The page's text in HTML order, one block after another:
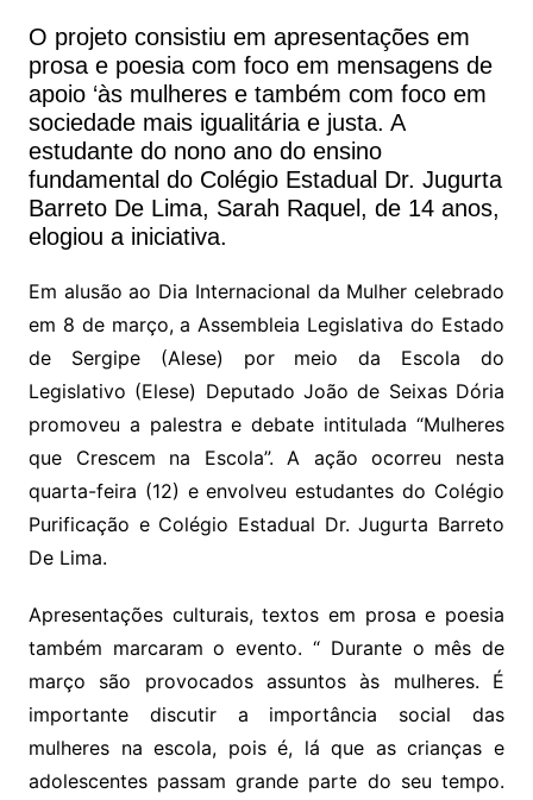
at
s
A
p
p
c
e
b
o
o
k
itt
er
ai
l
O projeto consistiu em apresentações em
prosa e poesia com foco em mensagens de
apoio ‘às mulheres e também com foco em
sociedade mais igualitária e justa. A
estudante do nono ano do ensino
fundamental do Colégio Estadual Dr. Jugurta
Barreto De Lima, Sarah Raquel, de 14 anos,
elogiou a iniciativa.
Em alusão ao Dia Internacional da Mulher celebrado
em 8 de março, a Assembleia Legislativa do Estado
de Sergipe (Alese) por meio da Escola do
Legislativo (Elese) Deputado João de Seixas Dória
promoveu a palestra e debate intitulada “Mulheres
que Crescem na Escola”. A ação ocorreu nesta
quarta-feira (12) e envolveu estudantes do Colégio
Purificação e Colégio Estadual Dr. Jugurta Barreto
De Lima.
Apresentações culturais, textos em prosa e poesia
também marcaram o evento. “ Durante o mês de
março são provocados assuntos às mulheres. É
importante discutir a importância social das
mulheres na escola, pois é, lá que as crianças e
adolescentes passam grande parte do seu tempo.